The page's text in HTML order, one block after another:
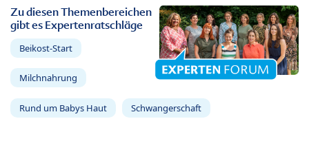
Zu diesen Themenbereichen
gibt es Expertenratschläge
Beikost-Start
Milchnahrung
Rund um Babys Haut Schwangerschaft